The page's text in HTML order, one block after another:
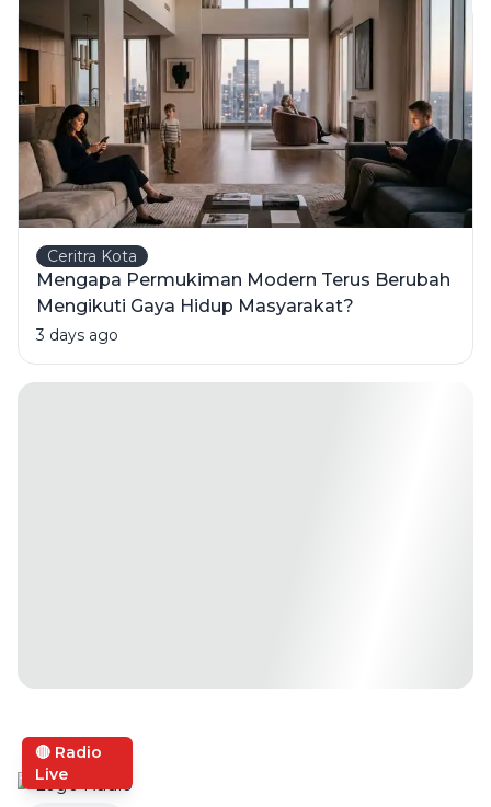
Ceritra Kota
Mengapa Permukiman Modern Terus Berubah
Mengikuti Gaya Hidup Masyarakat?
3 days ago
🔴 Radio
Live